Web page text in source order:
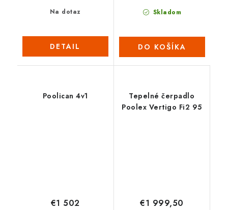
Na dotaz
DETAIL
Skladom
DO KOŠÍKA
Poolican 4v1
€1 502
Tepelné čerpadlo
Poolex Vertigo Fi2 95
€1 999,50